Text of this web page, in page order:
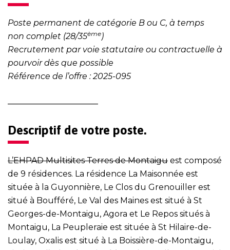
Poste permanent de catégorie B ou C, à temps
non complet (28/35ème)
Recrutement par voie statutaire ou contractuelle à
pourvoir dès que possible
Référence de l’offre : 2025-095
Descriptif de votre poste.
L’EHPAD Multisites Terres de Montaigu est composé
de 9 résidences. La résidence La Maisonnée est
située à la Guyonnière, Le Clos du Grenouiller est
situé à Boufféré, Le Val des Maines est situé à St
Georges-de-Montaigu, Agora et Le Repos situés à
Montaigu, La Peupleraie est située à St Hilaire-de-
Loulay, Oxalis est situé à La Boissière-de-Montaigu,